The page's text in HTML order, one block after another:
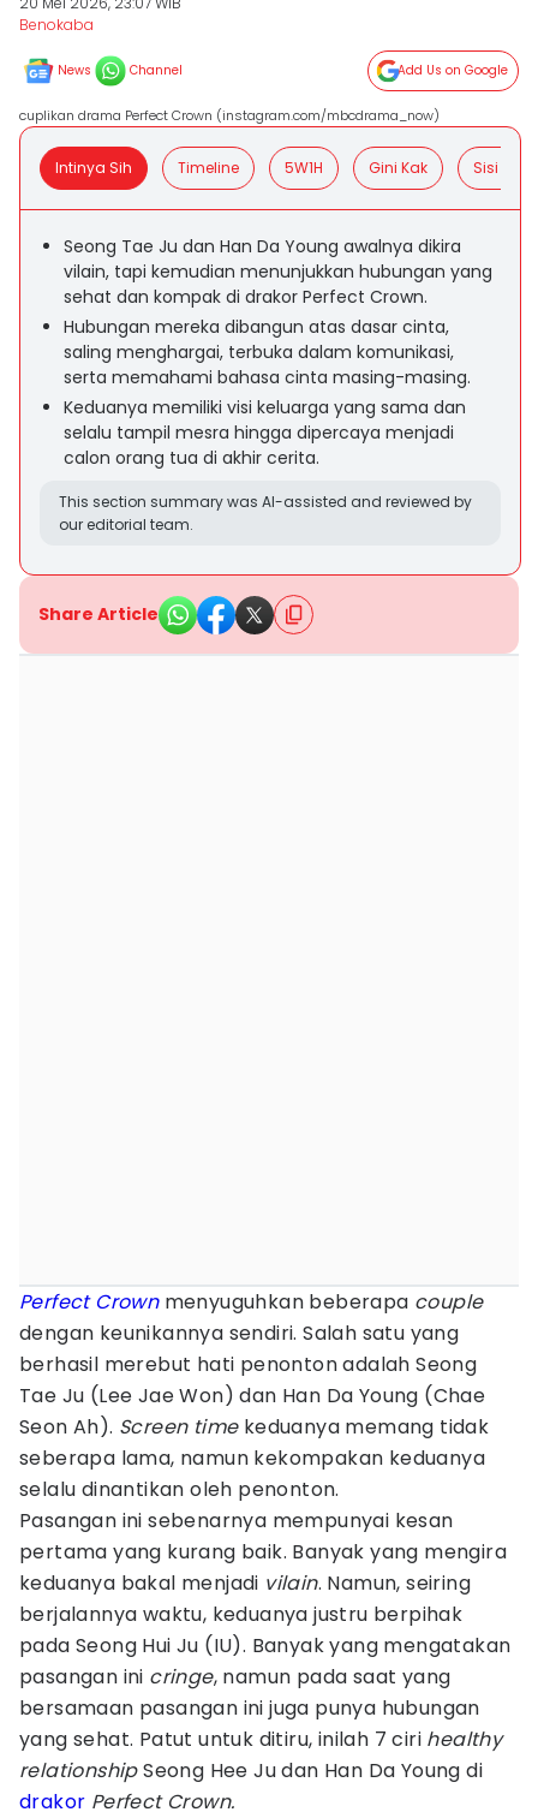
Benokaba
News Channel Add Us on Google
cuplikan drama Perfect Crown (instagram.com/mbcdrama_now)
Intinya Sih Timeline 5W1H Gini Kak Sisi
Seong Tae Ju dan Han Da Young awalnya dikira
vilain, tapi kemudian menunjukkan hubungan yang
sehat dan kompak di drakor Perfect Crown.
Hubungan mereka dibangun atas dasar cinta,
saling menghargai, terbuka dalam komunikasi,
serta memahami bahasa cinta masing-masing.
Keduanya memiliki visi keluarga yang sama dan
selalu tampil mesra hingga dipercaya menjadi
calon orang tua di akhir cerita.
This section summary was AI-assisted and reviewed by
our editorial team.
Share Article
Perfect Crown menyuguhkan beberapa couple
dengan keunikannya sendiri. Salah satu yang
berhasil merebut hati penonton adalah Seong
Tae Ju (Lee Jae Won) dan Han Da Young (Chae
Seon Ah). Screen time keduanya memang tidak
seberapa lama, namun kekompakan keduanya
selalu dinantikan oleh penonton.
Pasangan ini sebenarnya mempunyai kesan
pertama yang kurang baik. Banyak yang mengira
keduanya bakal menjadi vilain. Namun, seiring
berjalannya waktu, keduanya justru berpihak
pada Seong Hui Ju (IU). Banyak yang mengatakan
pasangan ini cringe, namun pada saat yang
bersamaan pasangan ini juga punya hubungan
yang sehat. Patut untuk ditiru, inilah 7 ciri healthy
relationshipSeong Hee Ju dan Han Da Young di
drakor Perfect Crown.